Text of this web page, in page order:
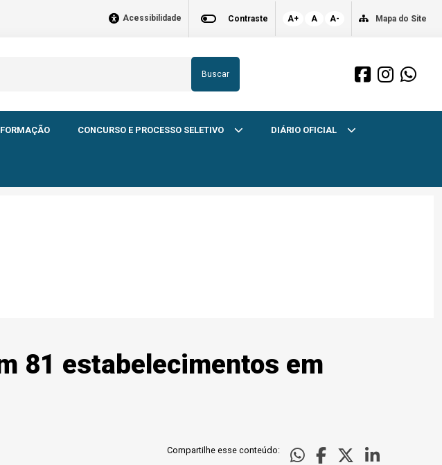
Acessibilidade Contraste A+ A A- Mapa do Site
Buscar
CONCURSO E PROCESSO SELETIVO DIÁRIO OFICIAL
81 estabelecimentos em
Compartilhe esse conteúdo: